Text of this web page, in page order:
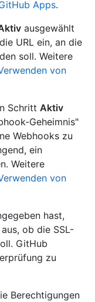
Apps.
ausgewählt
URL ein, an die
soll. Weitere
von
Schritt Aktiv
Geheimnis"
Webhooks zu
ein
Weitere
von
hast,
ob die SSL-
GitHub
zu
Berechtigungen